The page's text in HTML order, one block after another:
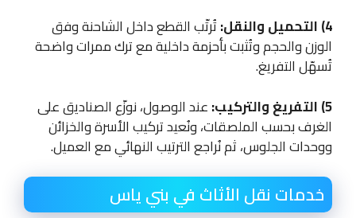
4) التحميل والنقل:
تُرتّب القطع داخل الشاحنة وفق
الوزن والحجم وتُثبت بأحزمة داخلية مع ترك ممرات واضحة
تُسهّل التفريغ.
5) التفريغ والتركيب:
عند الوصول، نوزّع الصناديق على
الغرف بحسب الملصقات، ونُعيد تركيب الأسرة والخزائن
ووحدات الجلوس، ثم نُراجع الترتيب النهائي مع العميل.
خدمات نقل الأثاث في بني ياس